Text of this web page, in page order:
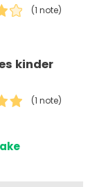
(1 note)
kinder
(1 note)